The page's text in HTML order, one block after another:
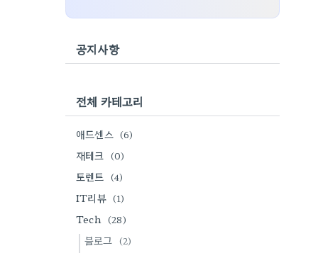
공지사항
전체 카테고리
애드센스 (6)
재테크 (0)
토렌트 (4)
IT리뷰 (1)
Tech (28)
블로그 (2)